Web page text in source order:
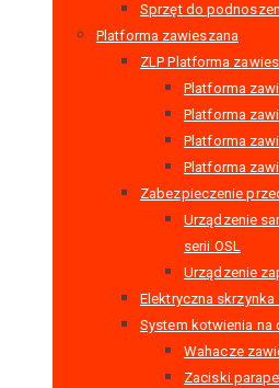
Sprzęt do
Platforma zawieszana
ZLP Platforma
Platforma
Platforma
Platforma
Platforma
Zabezpieczenie
Urządzenie
serii OSL
Urządzenie
Elektryczna
System kotwienia na
Wahacze
Zaciski